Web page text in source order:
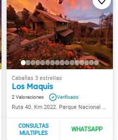
Los Maquis
2